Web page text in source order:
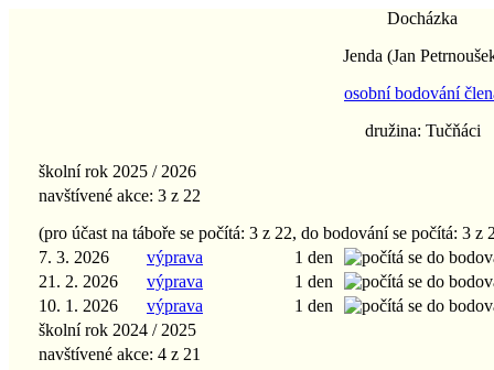
Docházka
Jenda (Jan
osobní bodování
družina: Tučňáci
školní rok 2025 / 2026
navštívené akce: 3 z 22
(pro účast na táboře se počítá: 3 z 22, do bodování se počítá: 3 z
7. 3. 2026
výprava
1 den
21. 2. 2026
výprava
1 den
10. 1. 2026
výprava
1 den
školní rok 2024 / 2025
navštívené akce: 4 z 21